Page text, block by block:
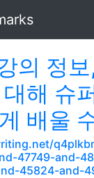
의 정
해 슈
배울
47749-and-
45824-and-